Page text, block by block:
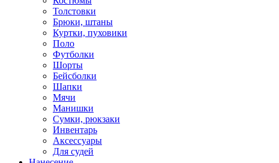
Толстовки
Брюки, штаны
Куртки, пуховики
Поло
Футболки
Шорты
Бейсболки
Шапки
Мячи
Манишки
Сумки, рюкзаки
Инвентарь
Аксессуары
Для судей